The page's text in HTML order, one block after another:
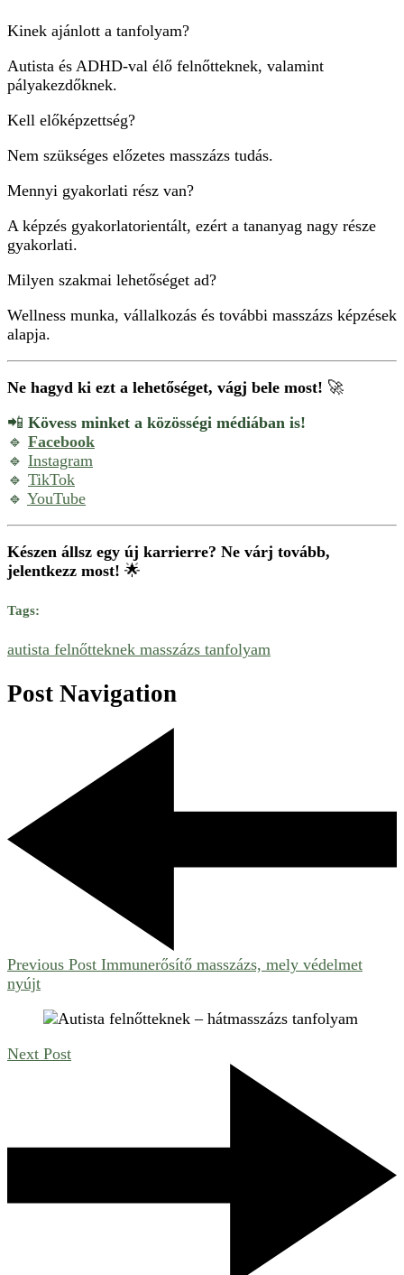
Kinek ajánlott a tanfolyam?
Autista és ADHD-val élő felnőtteknek, valamint
pályakezdőknek.
Kell előképzettség?
Nem szükséges előzetes masszázs tudás.
Mennyi gyakorlati rész van?
A képzés gyakorlatorientált, ezért a tananyag nagy része
gyakorlati.
Milyen szakmai lehetőséget ad?
Wellness munka, vállalkozás és további masszázs képzések
alapja.
Ne hagyd ki ezt a lehetőséget, vágj bele most! 🚀
📲 Kövess minket a közösségi médiában is!
🔹 Facebook
🔹 Instagram
🔹 TikTok
🔹 YouTube
Készen állsz egy új karrierre? Ne várj tovább,
jelentkezz most! 🌟
Tags:
autista felnőtteknek masszázs tanfolyam
Post Navigation
Previous Post Immunerősítő masszázs, mely védelmet
nyújt
Next Post